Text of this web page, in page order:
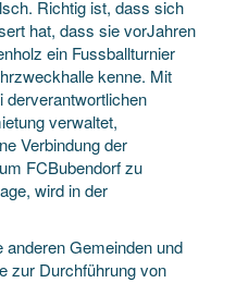
Richtig ist, dass sich
hat, dass sie vorJahren
ein Fussballturnier
kenne. Mit
derverantwortlichen
verwaltet,
Verbindung der
FCBubendorf zu
wird in der
Gemeinden und
zur Durchführung von